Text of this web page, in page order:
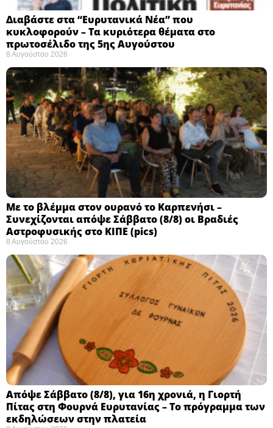
Διαβάστε στα “Ευρυτανικά Νέα” που
κυκλοφορούν – Τα κυριότερα θέματα στο
πρωτοσέλιδο της 5ης Αυγούστου
8 Αυγούστου 2026
Με το βλέμμα στον ουρανό το Καρπενήσι –
Συνεχίζονται απόψε Σάββατο (8/8) οι Βραδιές
Αστροφυσικής στο ΚΙΠΕ (pics)
8 Αυγούστου 2026
Απόψε Σάββατο (8/8), για 16η χρονιά, η Γιορτή
Πίτας στη Φουρνά Ευρυτανίας – Το πρόγραμμα των
εκδηλώσεων στην πλατεία